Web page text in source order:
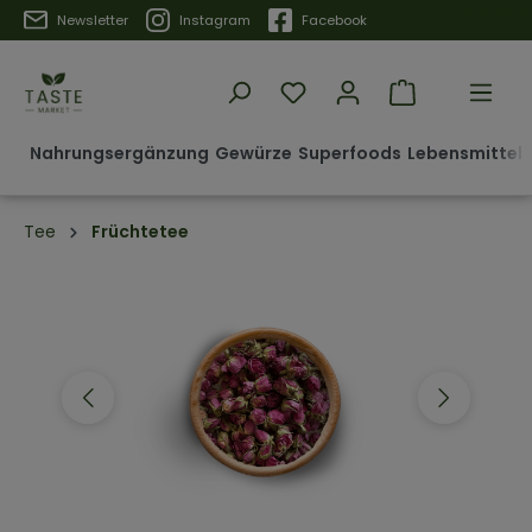
Newsletter Instagram Facebook
Nahrungsergänzung Gewürze Superfoods Lebensmittel
Tee Früchtetee